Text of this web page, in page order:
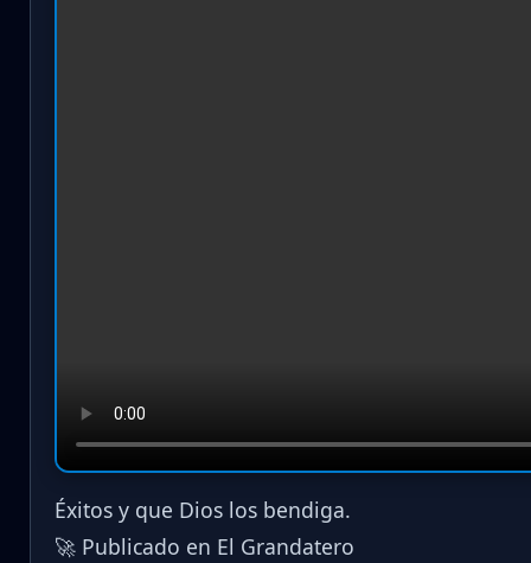
Éxitos y que Dios los bendiga.
🚀 Publicado en El Grandatero